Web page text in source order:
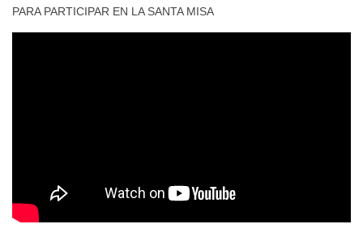
PARA PARTICIPAR EN LA SANTA MISA